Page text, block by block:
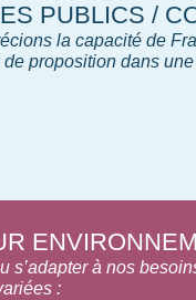
s’adapter à nos
:
PUBLICS /
la capacité de
de proposition dans